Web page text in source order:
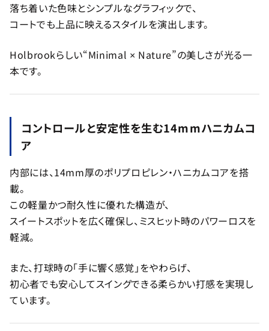
落ち着いた色味とシンプルなグラフィックで、
コートでも上品に映えるスタイルを演出します。
Holbrookらしい“Minimal × Nature”の美しさが光る一
本です。
コントロールと安定性を生む14mmハニカムコ
ア
内部には、14mm厚のポリプロピレン・ハニカムコアを搭
載。
この軽量かつ耐久性に優れた構造が、
スイートスポットを広く確保し、ミスヒット時のパワーロスを
軽減。
また、打球時の「手に響く感覚」をやわらげ、
初心者でも安心してスイングできる柔らかい打感を実現し
ています。